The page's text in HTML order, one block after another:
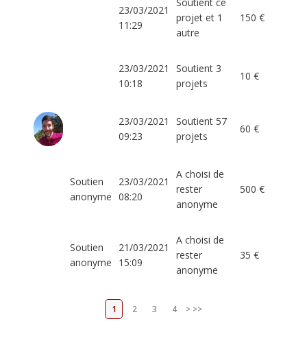
23/03/2021
11:29
projet et 1
autre
150 €
23/03/2021
10:18
Soutient 3
projets
10 €
23/03/2021
09:23
Soutient 57
projets
60 €
Soutien
anonyme
23/03/2021
08:20
A choisi de
rester
anonyme
500 €
Soutien
anonyme
21/03/2021
15:09
A choisi de
rester
anonyme
35 €
1 2 3 4 > >>